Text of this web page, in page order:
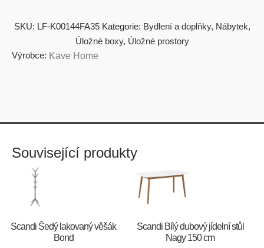
SKU: LF-K00144FA35 Kategorie: Bydlení a doplňky, Nábytek,
Úložné boxy, Úložné prostory
Výrobce: Kave Home
Související produkty
Scandi Šedý lakovaný věšák
Bond
Scandi Bílý dubový jídelní stůl
Nagy 150 cm